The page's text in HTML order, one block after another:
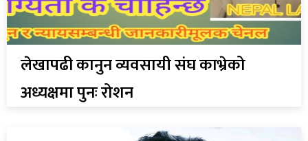
लेखापढी कानुन व्यवसायी संघ काभ्रेको
अध्यक्षमा पुनः रोशन